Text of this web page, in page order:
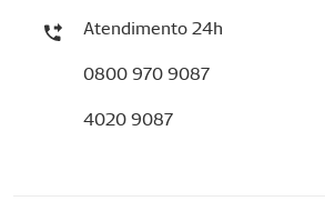
Atendimento 24h
0800 970 9087
4020 9087